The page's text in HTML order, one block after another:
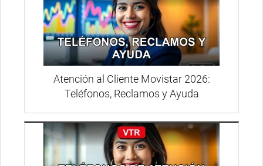
Atención al Cliente Movistar 2026:
Teléfonos, Reclamos y Ayuda